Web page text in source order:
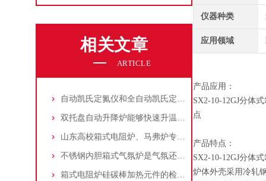
相关文章
ARTICLE
自动凯氏定氮仪和全自动凯氏定氮仪的区别与选择
双托盘自动升降炉能够快速升温并保持稳定的温度，提高加热效率
山东高校箱式电阻炉、马弗炉专业维修服务指南
不锈钢内胆箱式气氛炉是气氛还原、脱脂用的理想产品
箱式电阻炉硅碳棒加热元件的检修更换
仪器种类
应用领域
产品应用：
SX2-10-12GJ分体
点
产品特点：
SX2-10-12GJ分体
炉体外壳采用冷轧